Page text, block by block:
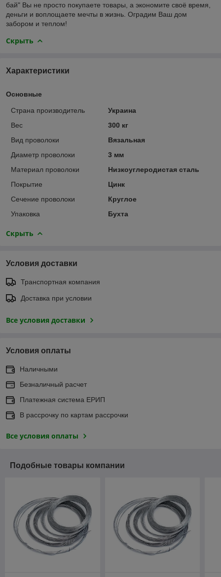
бай" Вы не просто покупаете товары, а экономите своё время,
деньги и воплощаете мечты в жизнь. Оградим Ваш дом
забором и теплом!
Скрыть
Характеристики
Основные
Страна производитель
Украина
Вес
300 кг
Вид проволоки
Вязальная
Диаметр проволоки
3 мм
Материал проволоки
Низкоуглеродистая сталь
Покрытие
Цинк
Сечение проволоки
Круглое
Упаковка
Бухта
Скрыть
Условия доставки
Транспортная компания
Доставка при условии
Все условия доставки
Условия оплаты
Наличными
Безналичный расчет
Платежная система ЕРИП
В рассрочку по картам рассрочки
Все условия оплаты
Подобные товары компании